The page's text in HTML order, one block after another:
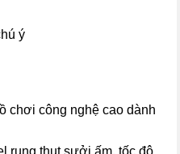
ý
chơi công nghệ cao dành